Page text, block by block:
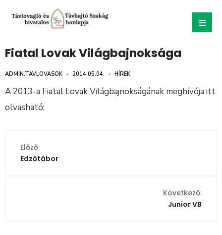
Fiatal Lovak Világbajnoksága
ADMIN.TAVLOVASOK • 2014.05.04. • HÍREK
A 2013-a Fiatal Lovak Világbajnokságának meghívója itt
olvasható:
Előző:
Edzőtábor
Következő:
Junior VB